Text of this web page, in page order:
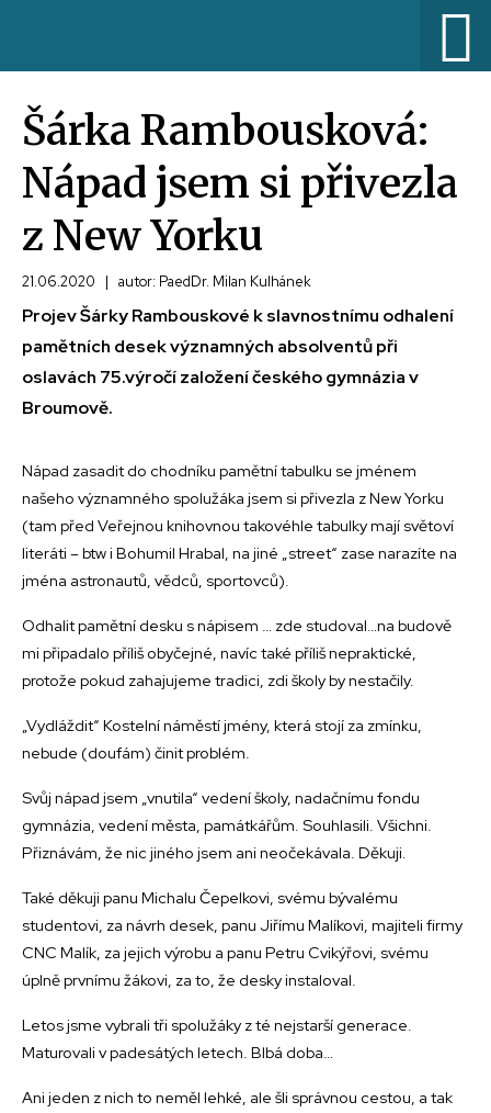
Šárka Rambousková:
Nápad jsem si přivezla
z New Yorku
21.06.2020 | autor: PaedDr. Milan Kulhánek
Projev Šárky Rambouskové k slavnostnímu odhalení
pamětních desek významných absolventů při
oslavách 75.výročí založení českého gymnázia v
Broumově.
Nápad zasadit do chodníku pamětní tabulku se jménem
našeho významného spolužáka jsem si přivezla z New Yorku
(tam před Veřejnou knihovnou takovéhle tabulky mají světoví
literáti – btw i Bohumil Hrabal, na jiné „street“ zase narazíte na
jména astronautů, vědců, sportovců).
Odhalit pamětní desku s nápisem … zde studoval…na budově
mi připadalo příliš obyčejné, navíc také příliš nepraktické,
protože pokud zahajujeme tradici, zdi školy by nestačily.
„Vydláždit“ Kostelní náměstí jmény, která stojí za zmínku,
nebude (doufám) činit problém.
Svůj nápad jsem „vnutila“ vedení školy, nadačnímu fondu
gymnázia, vedení města, památkářům. Souhlasili. Všichni.
Přiznávám, že nic jiného jsem ani neočekávala. Děkuji.
Také děkuji panu Michalu Čepelkovi, svému bývalému
studentovi, za návrh desek, panu Jiřímu Malíkovi, majiteli firmy
CNC Malík, za jejich výrobu a panu Petru Cvikýřovi, svému
úplně prvnímu žákovi, za to, že desky instaloval.
Letos jsme vybrali tři spolužáky z té nejstarší generace.
Maturovali v padesátých letech. Blbá doba…
Ani jeden z nich to neměl lehké, ale šli správnou cestou, a tak